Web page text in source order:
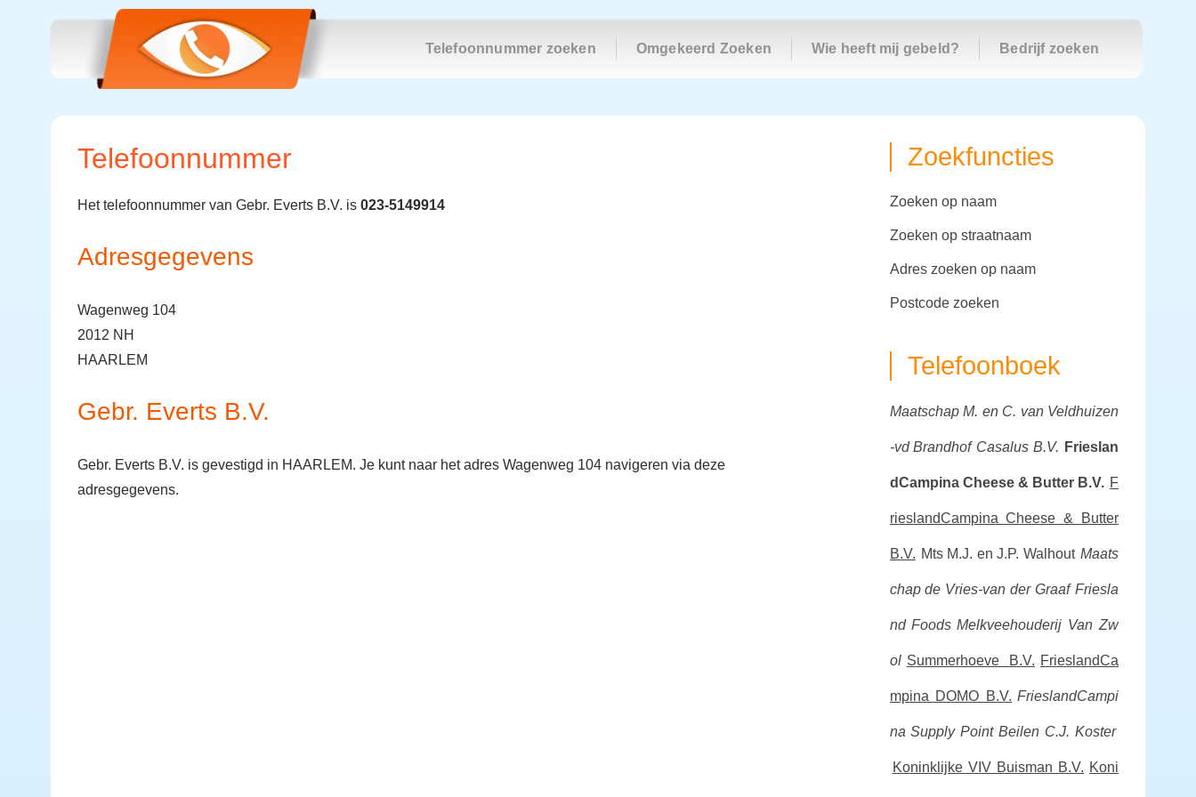
Telefoonnummer zoeken Omgekeerd Zoeken Wie heeft mij gebeld? Bedrijf zoeken
Telefoonnummer
Het telefoonnummer van Gebr. Everts B.V. is 023-5149914
Adresgegevens
Wagenweg 104
2012 NH
HAARLEM
Gebr. Everts B.V.
Gebr. Everts B.V. is gevestigd in HAARLEM. Je kunt naar het adres Wagenweg 104 navigeren via deze
adresgegevens.
Zoekfuncties
zoeken op naam
zoeken op straatnaam
adres zoeken op naam
postcode zoeken
Telefoonboek
Maatschap M. en C. van Veldhuizen
-vd Brandhof Casalus B.V. Frieslan
dCampina Cheese & Butter B.V. F
rieslandCampina Cheese & Butter
B.V. Mts M.J. en J.P. Walhout Maats
chap de Vries-van der Graaf Friesla
nd Foods Melkveehouderij Van Zw
ol Summerhoeve B.V. FrieslandCa
mpina DOMO B.V. FrieslandCampi
na Supply Point Beilen C.J. Koster
Koninklijke VIV Buisman B.V. Koni